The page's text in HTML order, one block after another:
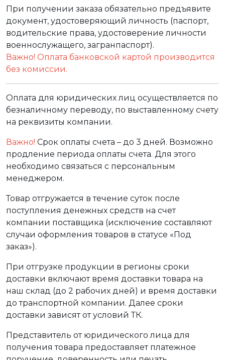
При получении заказа обязательно предъявите
документ, удостоверяющий личность (паспорт,
водительские права, удостоверение личности
военнослужащего, загранпаспорт).
Важно! Оплата банковской картой производится
без комиссии.
Оплата для юридических лиц осуществляется по
безналичному переводу, по выставленному счету
на реквизиты компании.
Важно! Срок оплаты счета – до 3 дней. Возможно
продление периода оплаты счета. Для этого
необходимо связаться с персональным
менеджером.
Товар отгружается в течение суток после
поступления денежных средств на счет
компании поставщика (исключение составляют
случаи оформления товаров в статусе «Под
заказ»).
При отгрузке продукции в регионы сроки
доставки включают время доставки товара на
наш склад (до 2 рабочих дней) и время доставки
до транспортной компании. Далее сроки
доставки зависят от условий ТК.
Представитель от юридического лица для
получения товара предоставляет платежное